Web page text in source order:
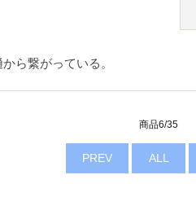
ら繋がっている。
商品6/35
PREV ALL